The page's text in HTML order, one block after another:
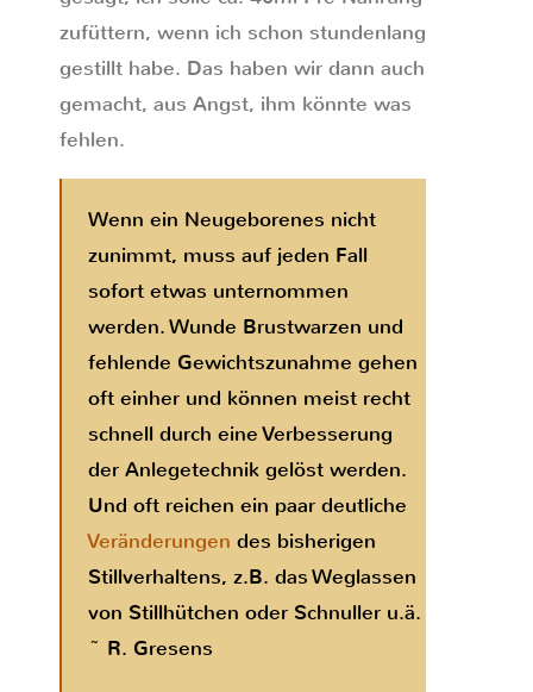
zufüttern, wenn ich schon stundenlang
gestillt habe. Das haben wir dann auch
gemacht, aus Angst, ihm könnte was
fehlen.
Wenn ein Neugeborenes nicht
zunimmt, muss auf jeden Fall
sofort etwas unternommen
werden. Wunde Brustwarzen und
fehlende Gewichtszunahme gehen
oft einher und können meist recht
schnell durch eine Verbesserung
der Anlegetechnik gelöst werden.
Und oft reichen ein paar deutliche
Veränderungen des bisherigen
Stillverhaltens, z.B. das Weglassen
von Stillhütchen oder Schnuller u.ä.
~ R. Gresens